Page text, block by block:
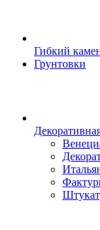
Гибкий
Грунтовки